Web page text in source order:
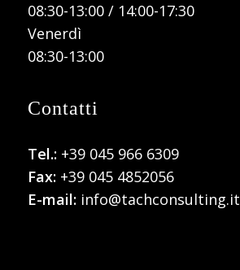
08:30-13:00 / 14:00-17:30
Venerdì
08:30-13:00
Contatti
Tel.: +39 045 966 6309
Fax:+39 045 4852056
E-mail:info@tachconsulting.it